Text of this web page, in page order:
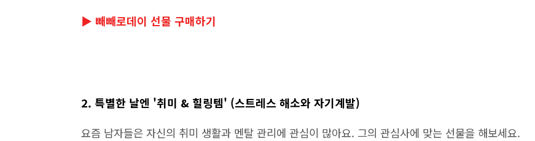
▶ 빼빼로데이 선물 구매하기
2. 특별한 날엔 '취미 & 힐링템' (스트레스 해소와 자기계발)
요즘 남자들은 자신의 취미 생활과 멘탈 관리에 관심이 많아요. 그의 관심사에 맞는 선물을 해보세요.